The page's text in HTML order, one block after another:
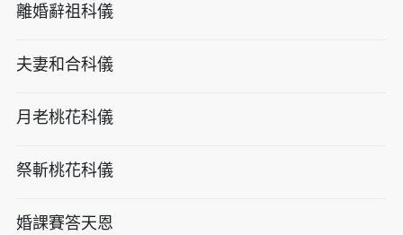
離婚辭祖科儀
夫妻和合科儀
月老桃花科儀
祭斬桃花科儀
婚課賽答天恩